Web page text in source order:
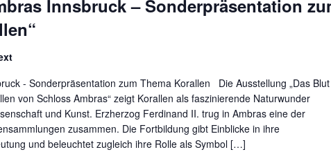
Innsbruck – Sonderpräsentation
- Sonderpräsentation zum Thema Korallen Die Ausstellung „Das Blut
von Schloss Ambras“ zeigt Korallen als faszinierende Naturwunder
und Kunst. Erzherzog Ferdinand II. trug in Ambras eine der
zusammen. Die Fortbildung gibt Einblicke in ihre
und beleuchtet zugleich ihre Rolle als Symbol […]